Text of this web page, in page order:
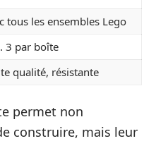
tous les ensembles Lego
3 par boîte
qualité, résistante
permet non
construire, mais leur